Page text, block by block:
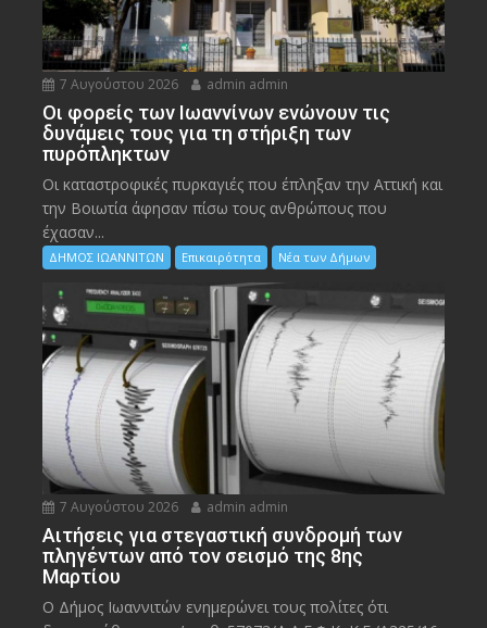
7 Αυγούστου 2026 admin admin
Οι φορείς των Ιωαννίνων ενώνουν τις
δυνάμεις τους για τη στήριξη των
πυρόπληκτων
Οι καταστροφικές πυρκαγιές που έπληξαν την Αττική και
την Bοιωτία άφησαν πίσω τους ανθρώπους που
έχασαν...
ΔΗΜΟΣ ΙΩΑΝΝΙΤΩΝ Επικαιρότητα Νέα των Δήμων
7 Αυγούστου 2026 admin admin
Αιτήσεις για στεγαστική συνδρομή των
πληγέντων από τον σεισμό της 8ης
Μαρτίου
Ο Δήμος Ιωαννιτών ενημερώνει τους πολίτες ότι